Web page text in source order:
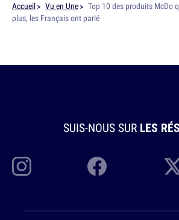
Accueil Vu en Une
Top 10 des produits McDo
plus, les Français ont parlé
SUIS-NOUS SUR LES